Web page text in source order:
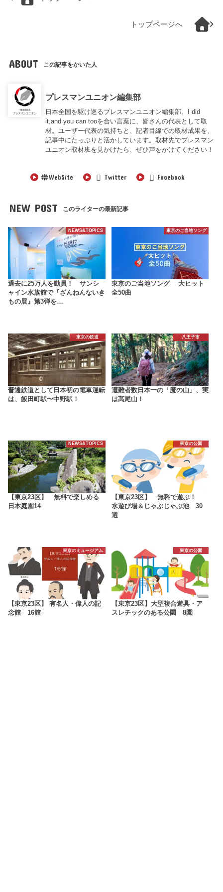
トップページへ
ABOUT この記事をかいた人
プレスマンユニオン編集部
日本全国を駆け巡るプレスマンユニオン編集部。I did
it,and you can tooを合い言葉に、皆さんの代表として取
材。ユーザー代表の気持ちと、記者目線での取材成果を、
記事中にたっぷりと活かしています。取材先でプレスマン
ユニオン取材班を見かけたら、ぜひ声をかけてください！
WebSite Twitter Facebook
NEW POST このライターの最新記事
NEWS&TOPICS
過去に25万人を動員！ サンシ
ャイン水族館で『ざんねんないき
もの展』第3弾を…
東京のご当地ソング
東京のご当地ソング 大ヒット
全50曲
東京の鉄道
普通鉄道として日本初の電車運転
は、飯田町駅〜中野駅！
八王子市
遭難者数日本一の「魔の山」、実
は高尾山！
NEWS&TOPICS
【東京23区】 無料で楽しめる
日本庭園14
東京の公園
【東京23区】 無料で遊ぶ！
水遊び場＆じゃぶじゃぶ池 30
選
東京のミュージアム
【東京23区】 有名人・偉人の記
念館 16館
東京の公園
【東京23区】大型複合遊具・ア
スレチックのある公園 8園